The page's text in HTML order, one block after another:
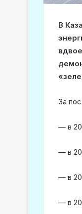
В
За
— в
— в
— в
— в